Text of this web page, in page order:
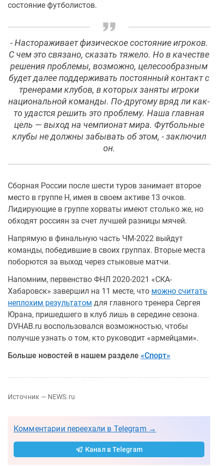
состояние футболистов.
- Настораживает физическое состояние игроков.
С чем это связано, сказать тяжело. Но в качестве
решения проблемы, возможно, целесообразным
будет далее поддерживать постоянный контакт с
тренерами клубов, в которых заняты игроки
национальной команды. По-другому вряд ли как-
то удастся решить это проблему. Наша главная
цель — выход на чемпионат мира. Футбольные
клубы не должны забывать об этом, - заключил
он.
Сборная России после шести туров занимает второе
место в группе H, имея в своем активе 13 очков.
Лидирующие в группе хорваты имеют столько же, но
обходят россиян за счет лучшей разницы мячей.
Напрямую в финальную часть ЧМ-2022 выйдут
команды, победившие в своих группах. Вторые места
поборются за выход через стыковые матчи.
Напомним, первенство ФНЛ 2020-2021 «СКА-
Хабаровск» завершил на 11 месте, что можно считать
неплохим результатом для главного тренера Сергея
Юрана, пришедшего в клуб лишь в середине сезона.
DVHAB.ru воспользовался возможностью, чтобы
получше узнать о том, кто руководит «армейцами».
Больше новостей в нашем разделе «Спорт»
Источник — NEWS.ru
Комментарии переехали в Telegram →
Канал в Telegram